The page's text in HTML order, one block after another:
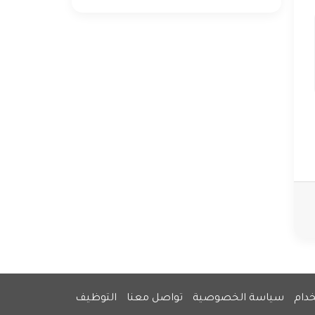
سياسة الخصوصية تواصل معنا التوظيف